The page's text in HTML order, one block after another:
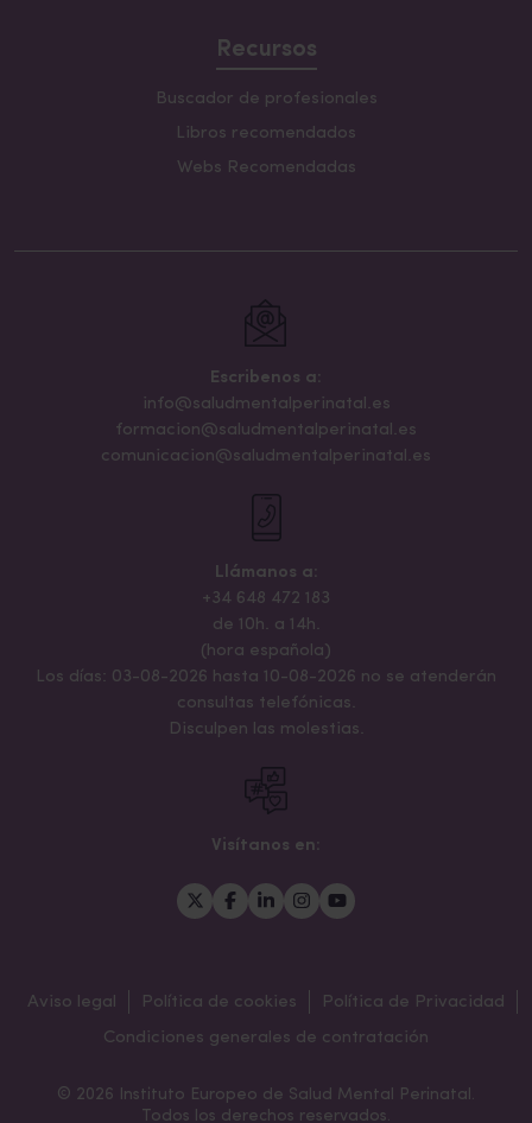
Recursos
Buscador de profesionales
Libros recomendados
Webs Recomendadas
Escribenos a:
info@saludmentalperinatal.es
formacion@saludmentalperinatal.es
comunicacion@saludmentalperinatal.es
Llámanos a:
+34 648 472 183
de 10h. a 14h.
(hora española)
Los días: 03-08-2026 hasta 10-08-2026 no se atenderán
consultas telefónicas.
Disculpen las molestias.
Visítanos en:
Aviso legal Política de cookies
Política de Privacidad
Condiciones generales de contratación
© 2026 Instituto Europeo de Salud Mental Perinatal.
Todos los derechos reservados.